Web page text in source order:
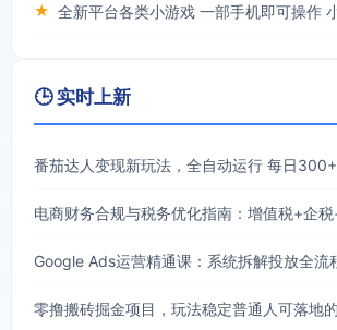
★
🕒 实时上新
番茄达人变现新玩法，全自动运行 每日300+